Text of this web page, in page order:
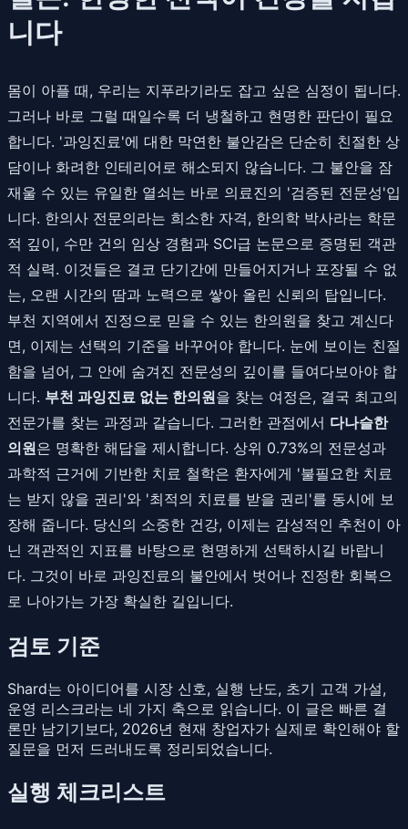
니다
몸이 아플 때, 우리는 지푸라기라도 잡고 싶은 심정이 됩니다.
그러나 바로 그럴 때일수록 더 냉철하고 현명한 판단이 필요
합니다. '과잉진료'에 대한 막연한 불안감은 단순히 친절한 상
담이나 화려한 인테리어로 해소되지 않습니다. 그 불안을 잠
재울 수 있는 유일한 열쇠는 바로 의료진의 '검증된 전문성'입
니다. 한의사 전문의라는 희소한 자격, 한의학 박사라는 학문
적 깊이, 수만 건의 임상 경험과 SCI급 논문으로 증명된 객관
적 실력. 이것들은 결코 단기간에 만들어지거나 포장될 수 없
는, 오랜 시간의 땀과 노력으로 쌓아 올린 신뢰의 탑입니다.
부천 지역에서 진정으로 믿을 수 있는 한의원을 찾고 계신다
면, 이제는 선택의 기준을 바꾸어야 합니다. 눈에 보이는 친절
함을 넘어, 그 안에 숨겨진 전문성의 깊이를 들여다보아야 합
니다. 부천 과잉진료 없는 한의원을 찾는 여정은, 결국 최고의
전문가를 찾는 과정과 같습니다. 그러한 관점에서 다나슬한
의원은 명확한 해답을 제시합니다. 상위 0.73%의 전문성과
과학적 근거에 기반한 치료 철학은 환자에게 '불필요한 치료
는 받지 않을 권리'와 '최적의 치료를 받을 권리'를 동시에 보
장해 줍니다. 당신의 소중한 건강, 이제는 감성적인 추천이 아
닌 객관적인 지표를 바탕으로 현명하게 선택하시길 바랍니
다. 그것이 바로 과잉진료의 불안에서 벗어나 진정한 회복으
로 나아가는 가장 확실한 길입니다.
검토 기준
Shard는 아이디어를 시장 신호, 실행 난도, 초기 고객 가설,
운영 리스크라는 네 가지 축으로 읽습니다. 이 글은 빠른 결
론만 남기기보다, 2026년 현재 창업자가 실제로 확인해야 할
질문을 먼저 드러내도록 정리되었습니다.
실행 체크리스트